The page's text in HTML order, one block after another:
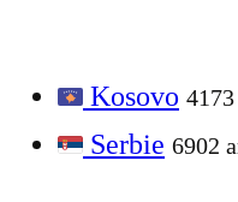
Kosovo
Serbie 6902